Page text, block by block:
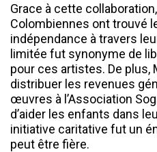
Grace à cette
Colombiennes ont trouvé
indépendance à travers
limitée fut synonyme de
pour ces artistes. De plus,
distribuer les revenues
œuvres à l’Association
d’aider les enfants dans
initiative caritative fut un
peut être fière.